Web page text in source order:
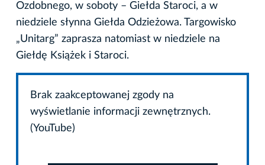
Ozdobnego, w soboty – Giełda Staroci, a w
niedziele słynna Giełda Odzieżowa. Targowisko
„Unitarg” zaprasza natomiast w niedziele na
Giełdę Książek i Staroci.
Brak zaakceptowanej zgody na
wyświetlanie informacji zewnętrznych.
(YouTube)